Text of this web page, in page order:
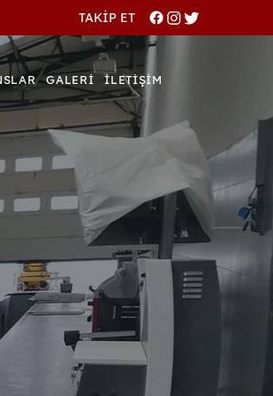
TAKİP ET
GALERİ İLETİŞİM